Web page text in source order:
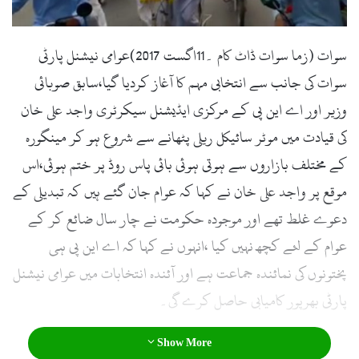
l
سوات (زما سوات ڈاٹ کام ۔11اگست 2017)عوامی نیشنل پارٹی
سوات کی جانب سے انتخابی مہم کا آغاز کردیا گیا،سابق صوبائی
وزیر اور اے این پی کے مرکزی ایڈیشنل سیکرٹری واجد علی خان
کی قیادت میں موٹر سائیکل ریلی پٹھانے سے شروع ہو کر مینگورہ
کے مختلف بازاروں سے ہوتی ہوئی بائی پاس روڈ پر ختم ہوئی،اس
موقع پر واجد علی خان نے کہا کہ عوام جان گئے ہیں کہ تبدیلی کے
دعوے غلط تھے اور موجودہ حکومت نے چار سال ضائع کر کے
عوام کے لئے کچھ نہیں کیا ،انہوں نے کہا کہ اے این پی ہی
پختونوں کی نمائندہ جماعت ہے اور آئندہ انتخابات میں عوامی نیشنل
پارٹی بھرپور کامیابی حاصل کرے گی۔
Show More